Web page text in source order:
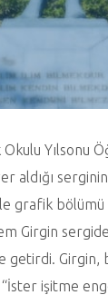
Yılsonu
aldığı
grafik
Girgin
getirdi.
“İster işitme